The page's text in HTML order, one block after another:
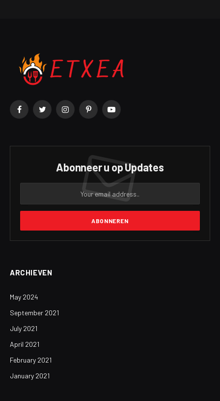
FacebookTwitterInstagramPinterestYouTube
Abonneer u op Updates
ARCHIEVEN
May 2024
September 2021
July 2021
April 2021
February 2021
January 2021